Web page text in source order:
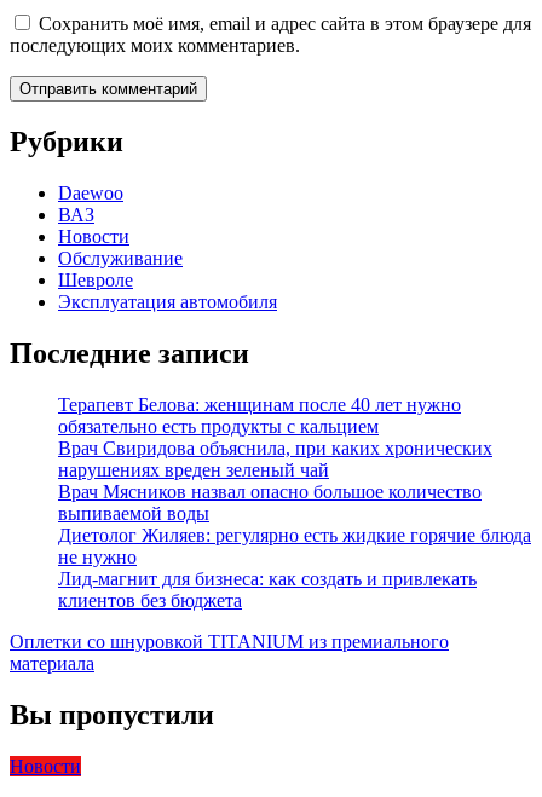
Сохранить моё имя, email и адрес сайта в этом браузере для
последующих моих комментариев.
Рубрики
Daewoo
ВАЗ
Новости
Обслуживание
Шевроле
Эксплуатация автомобиля
Последние записи
Терапевт Белова: женщинам после 40 лет нужно
обязательно есть продукты с кальцием
Врач Свиридова объяснила, при каких хронических
нарушениях вреден зеленый чай
Врач Мясников назвал опасно большое количество
выпиваемой воды
Диетолог Жиляев: регулярно есть жидкие горячие блюда
не нужно
Лид-магнит для бизнеса: как создать и привлекать
клиентов без бюджета
Оплетки со шнуровкой TITANIUM из премиального
материала
Вы пропустили
Новости